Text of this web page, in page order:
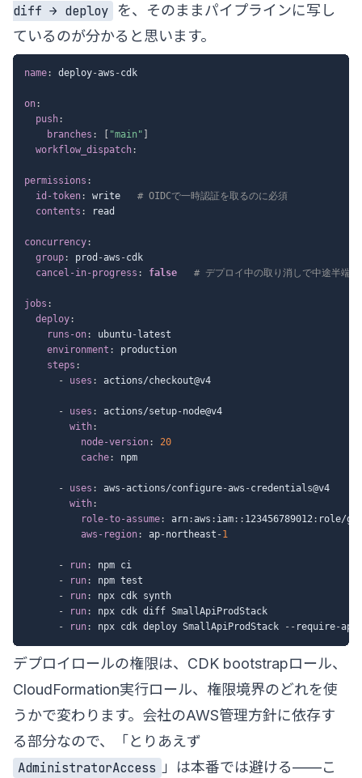
diff → deploy を、そのままパイプラインに写し
ているのが分かると思います。
name: deploy-aws -cdk
on:
push:
branches : "main"
workflow_dispatch:
permissions :
id-token: write # OIDCで一時認証を取るのに必須
contents : read
concurrency:
group: prod -aws -cdk
cancel-in-progress : false # デプロイ中の取り消しで中途半端
jobs :
deploy:
runs-on: ubuntu- latest
environment :
production
steps :
-
uses : actions/checkout@v4
- uses : actions/setup-node@v4
with:
node-version:
20
cache: npm
- uses : aws -actions/configure-aws -credentials@v4
with:
role-to-assume: arn:aws : iam: : 123456789012: role/
aws-region: ap-northeast -1
- run:
npm ci
-
run:
npm test
-
run:
npx cdk synth
-
run:
npx cdk diff SmallApiProdStack
-
run: npx cdk deploy SmallApiProdStack - - require-
デプロイロールの権限は、CDK bootstrapロール、
CloudFormation実行ロール、権限境界のどれを使
うかで変わります。会社のAWS管理方針に依存す
る部分なので、「とりあえず
AdministratorAccess
」は本番では避ける——こ